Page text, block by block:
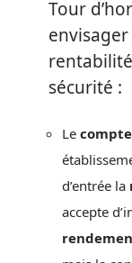
Tour
sécurité :
Le
d’entrée la
accepte